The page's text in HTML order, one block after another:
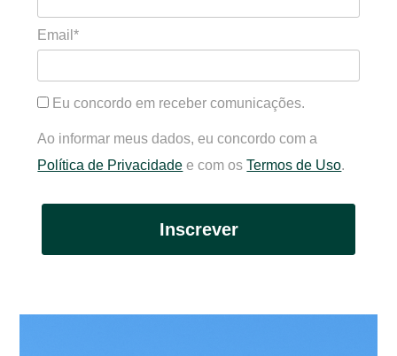
Email*
Eu concordo em receber comunicações.
Ao informar meus dados, eu concordo com a
Política de Privacidade e com osTermos de Uso.
Inscrever